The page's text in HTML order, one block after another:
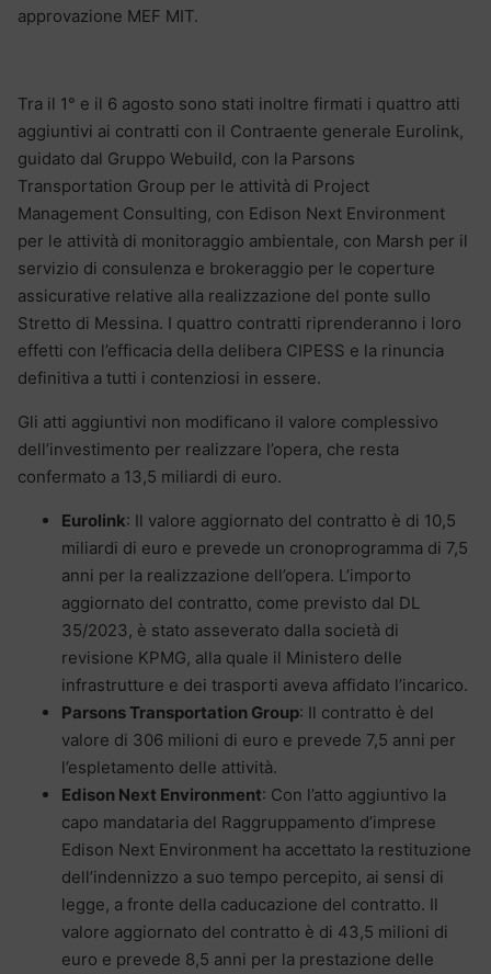
approvazione MEF MIT.
Tra il 1° e il 6 agosto sono stati inoltre firmati i quattro atti
aggiuntivi ai contratti con il Contraente generale Eurolink,
guidato dal Gruppo Webuild, con la Parsons
Transportation Group per le attività di Project
Management Consulting, con Edison Next Environment
per le attività di monitoraggio ambientale, con Marsh per il
servizio di consulenza e brokeraggio per le coperture
assicurative relative alla realizzazione del ponte sullo
Stretto di Messina. I quattro contratti riprenderanno i loro
effetti con l’efficacia della delibera CIPESS e la rinuncia
definitiva a tutti i contenziosi in essere.
Gli atti aggiuntivi non modificano il valore complessivo
dell’investimento per realizzare l’opera, che resta
confermato a 13,5 miliardi di euro.
Eurolink: Il valore aggiornato del contratto è di 10,5
miliardi di euro e prevede un cronoprogramma di 7,5
anni per la realizzazione dell’opera. L’importo
aggiornato del contratto, come previsto dal DL
35/2023, è stato asseverato dalla società di
revisione KPMG, alla quale il Ministero delle
infrastrutture e dei trasporti aveva affidato l’incarico.
Parsons Transportation Group: Il contratto è del
valore di 306 milioni di euro e prevede 7,5 anni per
l’espletamento delle attività.
Edison Next Environment: Con l’atto aggiuntivo la
capo mandataria del Raggruppamento d’imprese
Edison Next Environment ha accettato la restituzione
dell’indennizzo a suo tempo percepito, ai sensi di
legge, a fronte della caducazione del contratto. Il
valore aggiornato del contratto è di 43,5 milioni di
euro e prevede 8,5 anni per la prestazione delle